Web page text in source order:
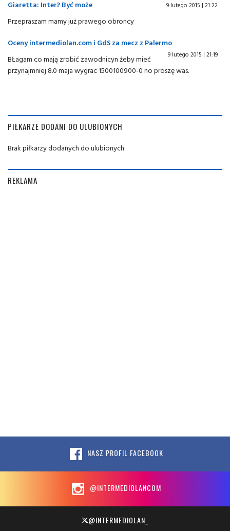
Giaretta: Inter? Być może 9 lutego 2015 | 21:22
Przepraszam mamy już prawego obroncy
Oceny intermediolan.com i GdS za mecz z Palermo
9 lutego 2015 | 21:19
BŁagam co mają zrobić zawodnicyn żeby mieć
przynajmniej 8.0 maja wygrac 1500100900-0 no proszę was.
PIŁKARZE DODANI DO ULUBIONYCH
Brak piłkarzy dodanych do ulubionych
REKLAMA
NASZ PROFIL FACEBOOK
@INTERMEDIOLANCOM
@INTERMEDIOLAN_